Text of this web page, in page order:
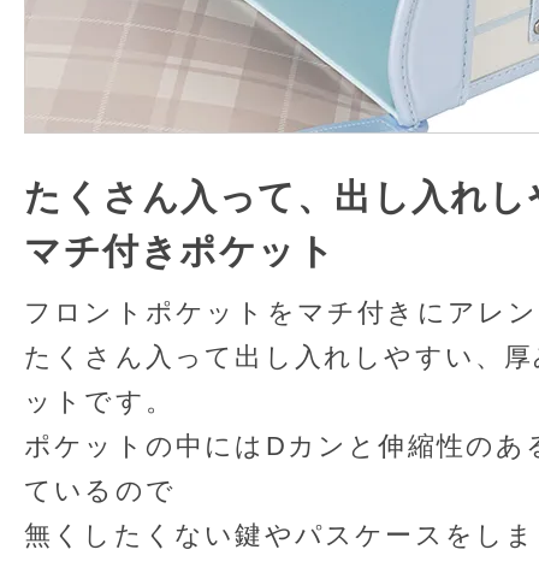
たくさん入って、出し入れし
マチ付きポケット
フロントポケットをマチ付きにアレ
たくさん入って出し入れしやすい、
ットです。
ポケットの中にはDカンと伸縮性のあ
ているので
無くしたくない鍵やパスケースをし